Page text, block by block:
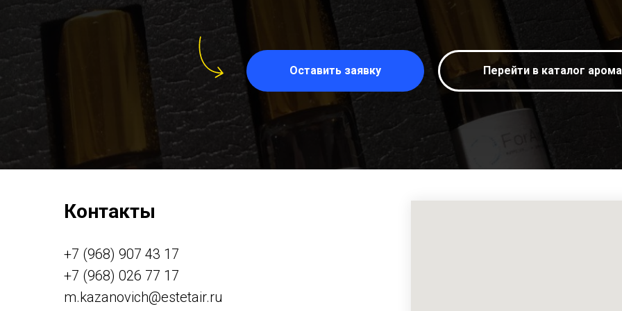
Оставить заявку Перейти в каталог
Контакты
+7 (968) 907 43 17
+7 (968) 026 77 17
m.kazanovich@estetair.ru